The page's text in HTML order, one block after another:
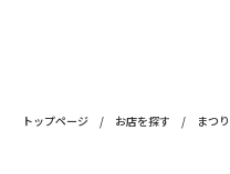
トップページ / お店を探す / まつり